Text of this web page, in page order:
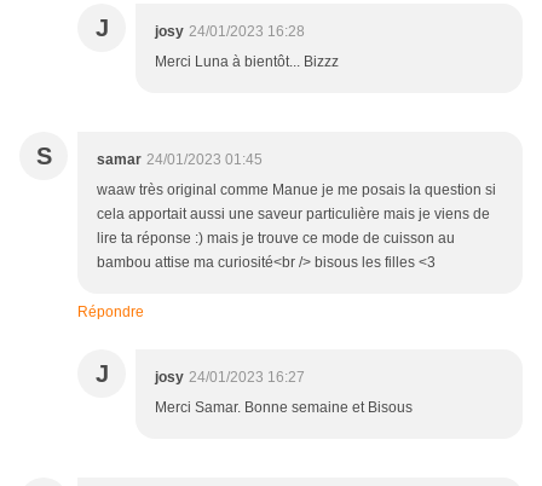
J josy 24/01/2023 16:28
Merci Luna à bientôt... Bizzz
S samar 24/01/2023 01:45
waaw très original comme Manue je me posais la question si
cela apportait aussi une saveur particulière mais je viens de
lire ta réponse :) mais je trouve ce mode de cuisson au
bambou attise ma curiosité<br /> bisous les filles <3
Répondre
J josy 24/01/2023 16:27
Merci Samar. Bonne semaine et Bisous